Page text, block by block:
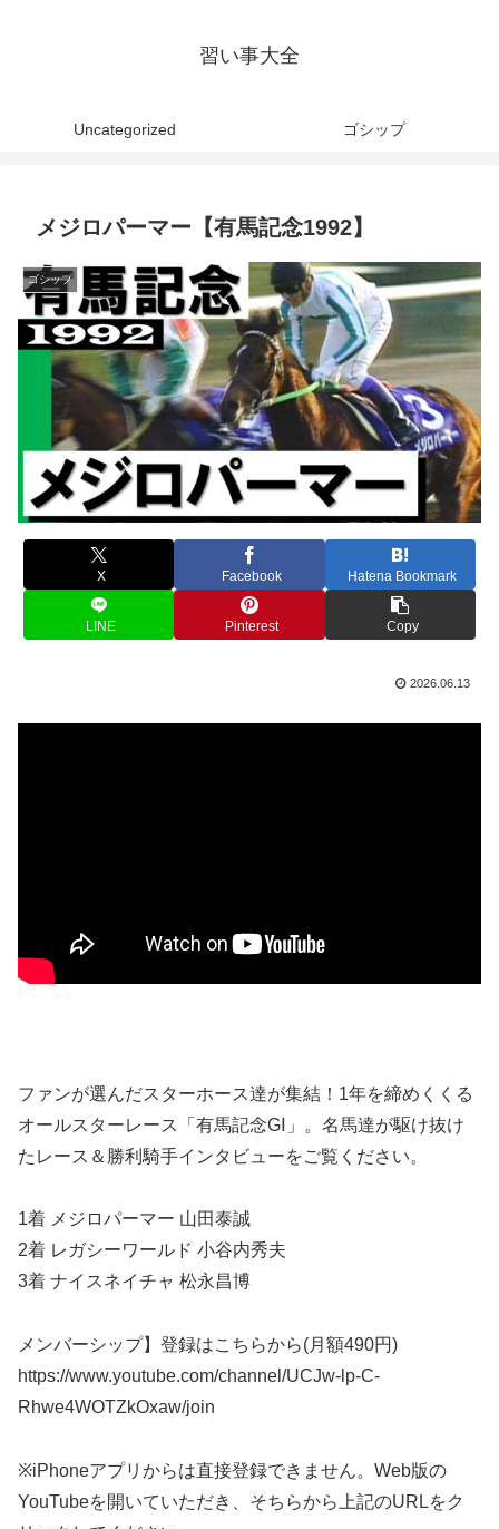
習い事大全
Uncategorized ゴシップ
メジロパーマー【有馬記念1992】
ゴシップ
X Facebook Hatena Bookmark
LINE Pinterest Copy
2026.06.13
ファンが選んだスターホース達が集結！1年を締めくくる
オールスターレース「有馬記念GⅠ」。名馬達が駆け抜け
たレース＆勝利騎手インタビューをご覧ください。
1着 メジロパーマー 山田泰誠
2着 レガシーワールド 小谷内秀夫
3着 ナイスネイチャ 松永昌博
メンバーシップ】登録はこちらから(月額490円)
https://www.youtube.com/channel/UCJw-lp-C-
Rhwe4WOTZkOxaw/join
※iPhoneアプリからは直接登録できません。Web版の
YouTubeを開いていただき、そちらから上記のURLをク